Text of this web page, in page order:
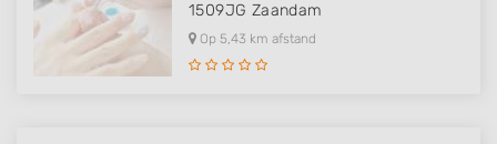
1509JG Zaandam
Op 5,43 km afstand